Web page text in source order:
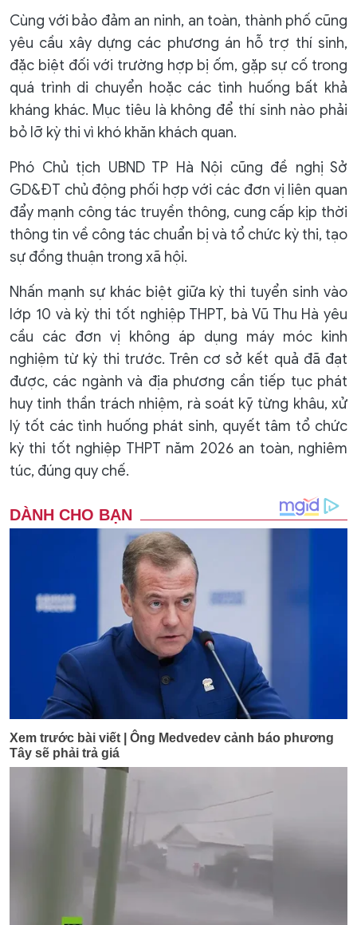
Cùng với bảo đảm an ninh, an toàn, thành phố cũng
yêu cầu xây dựng các phương án hỗ trợ thí sinh,
đặc biệt đối với trường hợp bị ốm, gặp sự cố trong
quá trình di chuyển hoặc các tình huống bất khả
kháng khác. Mục tiêu là không để thí sinh nào phải
bỏ lỡ kỳ thi vì khó khăn khách quan.
Phó Chủ tịch UBND TP Hà Nội cũng đề nghị Sở
GD&ĐT chủ động phối hợp với các đơn vị liên quan
đẩy mạnh công tác truyền thông, cung cấp kịp thời
thông tin về công tác chuẩn bị và tổ chức kỳ thi, tạo
sự đồng thuận trong xã hội.
Nhấn mạnh sự khác biệt giữa kỳ thi tuyển sinh vào
lớp 10 và kỳ thi tốt nghiệp THPT, bà Vũ Thu Hà yêu
cầu các đơn vị không áp dụng máy móc kinh
nghiệm từ kỳ thi trước. Trên cơ sở kết quả đã đạt
được, các ngành và địa phương cần tiếp tục phát
huy tinh thần trách nhiệm, rà soát kỹ từng khâu, xử
lý tốt các tình huống phát sinh, quyết tâm tổ chức
kỳ thi tốt nghiệp THPT năm 2026 an toàn, nghiêm
túc, đúng quy chế.